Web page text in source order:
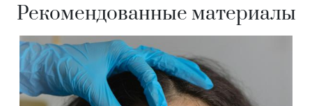
Рекомендованные материалы